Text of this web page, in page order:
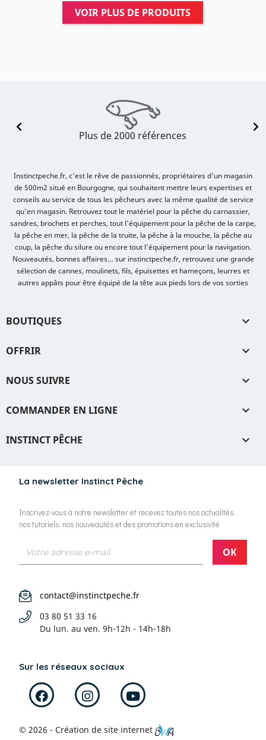
VOIR PLUS DE PRODUITS
La newsletter Instinct Pêche
Inscrivez-vous à notre newsletter et recevez toutes nos actualités,
nos tutoriels, nos nouveautés et des promotions en exclusivité
contact@instinctpeche.fr
03 80 51 33 16
Du lun. au ven. 9h-12h - 14h-18h
Sur les réseaux sociaux
© 2026 - Création de site internet
Plus de 2000 références
Instinctpeche.fr, c'est le rêve de passionnés, propriétaires d'un magasin
de 500m2 situé en Bourgogne, qui souhaitent mettre leurs expertises et
conseils au service de tous les pêcheurs avec la même qualité de service
qu'en magasin. Retrouvez tout le matériel pour la pêche du carnassier,
sandres, brochets et perches, tout l’équipement pour la pêche de la carpe,
la pêche en mer, la pêche de la truite, la pêche à la mouche, la pêche au
coup, la pêche du silure ou encore tout l’équipement pour la navigation.
Nouveautés, bonnes affaires… sur instinctpeche.fr, retrouvez une grande
sélection de cannes, moulinets, fils, épuisettes et hameçons, leurres et
autres appâts pour être équipé de la tête aux pieds lors de vos sorties
BOUTIQUES 
OFFRIR 
NOUS SUIVRE 
COMMANDER EN LIGNE 
INSTINCT PÊCHE 